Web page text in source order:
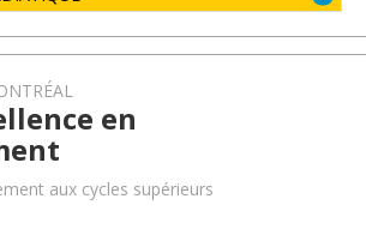
en
aux cycles supérieurs